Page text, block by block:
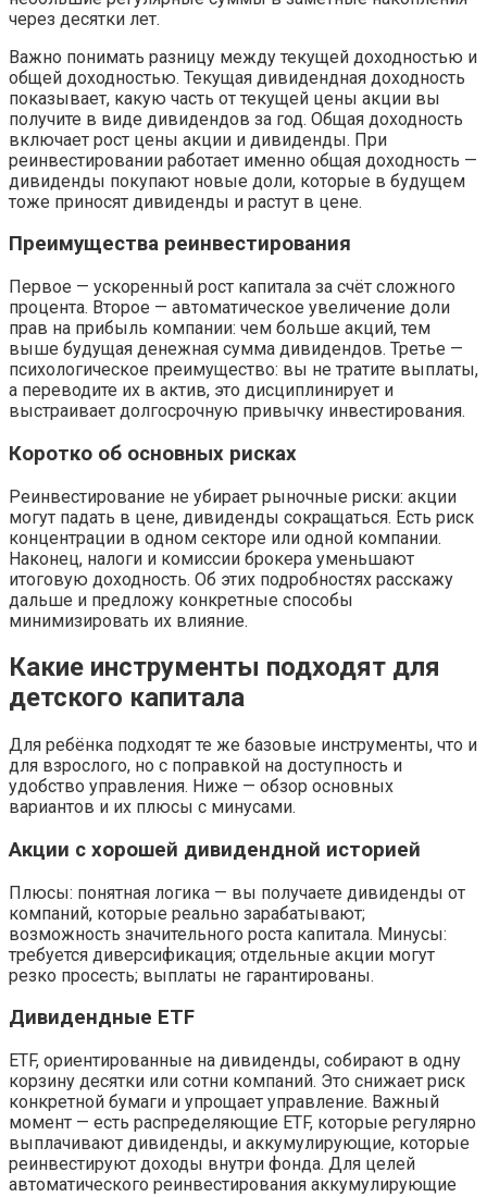
через десятки лет.
Важно понимать разницу между текущей доходностью и
общей доходностью. Текущая дивидендная доходность
показывает, какую часть от текущей цены акции вы
получите в виде дивидендов за год. Общая доходность
включает рост цены акции и дивиденды. При
реинвестировании работает именно общая доходность —
дивиденды покупают новые доли, которые в будущем
тоже приносят дивиденды и растут в цене.
Преимущества реинвестирования
Первое — ускоренный рост капитала за счёт сложного
процента. Второе — автоматическое увеличение доли
прав на прибыль компании: чем больше акций, тем
выше будущая денежная сумма дивидендов. Третье —
психологическое преимущество: вы не тратите выплаты,
а переводите их в актив, это дисциплинирует и
выстраивает долгосрочную привычку инвестирования.
Коротко об основных рисках
Реинвестирование не убирает рыночные риски: акции
могут падать в цене, дивиденды сокращаться. Есть риск
концентрации в одном секторе или одной компании.
Наконец, налоги и комиссии брокера уменьшают
итоговую доходность. Об этих подробностях расскажу
дальше и предложу конкретные способы
минимизировать их влияние.
Какие инструменты подходят для
детского капитала
Для ребёнка подходят те же базовые инструменты, что и
для взрослого, но с поправкой на доступность и
удобство управления. Ниже — обзор основных
вариантов и их плюсы с минусами.
Акции с хорошей дивидендной историей
Плюсы: понятная логика — вы получаете дивиденды от
компаний, которые реально зарабатывают;
возможность значительного роста капитала. Минусы:
требуется диверсификация; отдельные акции могут
резко просесть; выплаты не гарантированы.
Дивидендные ETF
ETF, ориентированные на дивиденды, собирают в одну
корзину десятки или сотни компаний. Это снижает риск
конкретной бумаги и упрощает управление. Важный
момент — есть распределяющие ETF, которые регулярно
выплачивают дивиденды, и аккумулирующие, которые
реинвестируют доходы внутри фонда. Для целей
автоматического реинвестирования аккумулирующие